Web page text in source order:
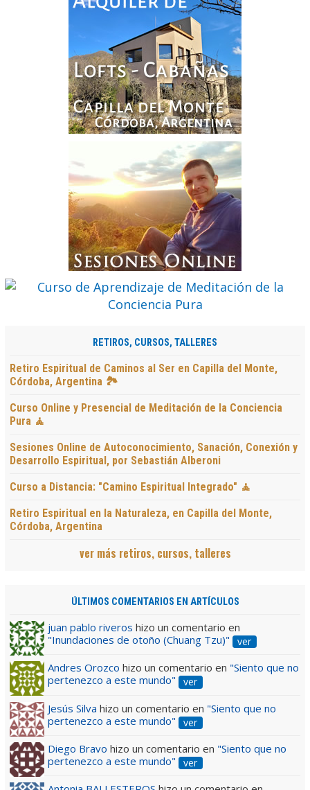
RETIROS, CURSOS, TALLERES
Retiro Espiritual de Caminos al Ser en Capilla del Monte,
Córdoba, Argentina 🏞️
Curso Online y Presencial de Meditación de la Conciencia
Pura 🧘
Sesiones Online de Autoconocimiento, Sanación, Conexión y
Desarrollo Espiritual, por Sebastián Alberoni
Curso a Distancia: "Camino Espiritual Integrado" 🧘
Retiro Espiritual en la Naturaleza, en Capilla del Monte,
Córdoba, Argentina
ver más retiros, cursos, talleres
ÚLTIMOS COMENTARIOS EN ARTÍCULOS
juan pablo riveros hizo un comentario en
"Inundaciones de otoño (Chuang Tzu)"
ver
Andres Orozco hizo un comentario en "Siento que no
pertenezco a este mundo"
ver
Jesús Silva hizo un comentario en "Siento que no
pertenezco a este mundo"
ver
Diego Bravo hizo un comentario en "Siento que no
pertenezco a este mundo"
ver